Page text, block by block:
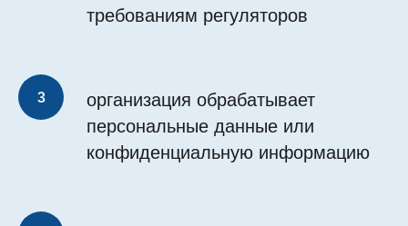
требованиям регуляторов
организация обрабатывает
персональные данные или
конфиденциальную информацию